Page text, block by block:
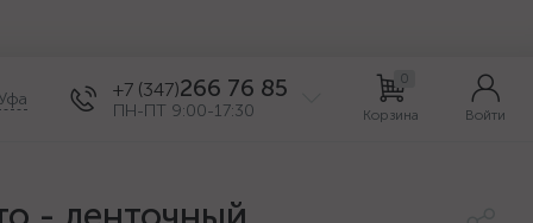
+7 (347)266 76 85
ПН-ПТ 9:00-17:30
0
Корзина Войти